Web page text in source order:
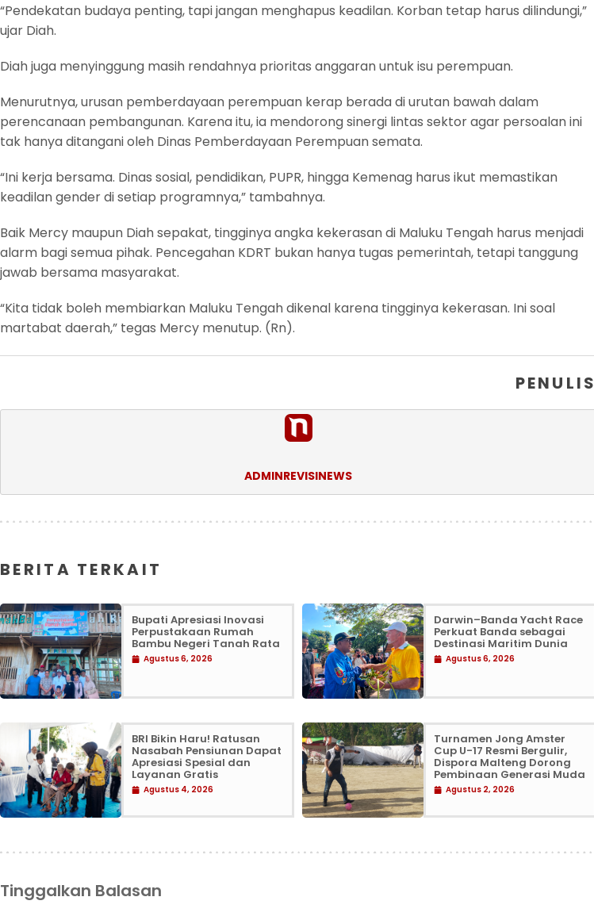
“Pendekatan budaya penting, tapi jangan menghapus keadilan. Korban tetap harus dilindungi,”
ujar Diah.
Diah juga menyinggung masih rendahnya prioritas anggaran untuk isu perempuan.
Menurutnya, urusan pemberdayaan perempuan kerap berada di urutan bawah dalam
perencanaan pembangunan. Karena itu, ia mendorong sinergi lintas sektor agar persoalan ini
tak hanya ditangani oleh Dinas Pemberdayaan Perempuan semata.
“Ini kerja bersama. Dinas sosial, pendidikan, PUPR, hingga Kemenag harus ikut memastikan
keadilan gender di setiap programnya,” tambahnya.
Baik Mercy maupun Diah sepakat, tingginya angka kekerasan di Maluku Tengah harus menjadi
alarm bagi semua pihak. Pencegahan KDRT bukan hanya tugas pemerintah, tetapi tanggung
jawab bersama masyarakat.
“Kita tidak boleh membiarkan Maluku Tengah dikenal karena tingginya kekerasan. Ini soal
martabat daerah,” tegas Mercy menutup. (Rn).
PENULIS
ADMINREVISINEWS
BERITA TERKAIT
Bupati Apresiasi Inovasi
Perpustakaan Rumah
Bambu Negeri Tanah Rata
Agustus 6, 2026
Darwin–Banda Yacht Race
Perkuat Banda sebagai
Destinasi Maritim Dunia
Agustus 6, 2026
BRI Bikin Haru! Ratusan
Nasabah Pensiunan Dapat
Apresiasi Spesial dan
Layanan Gratis
Agustus 4, 2026
Turnamen Jong Amster
Cup U-17 Resmi Bergulir,
Dispora Malteng Dorong
Pembinaan Generasi Muda
Agustus 2, 2026
Tinggalkan Balasan